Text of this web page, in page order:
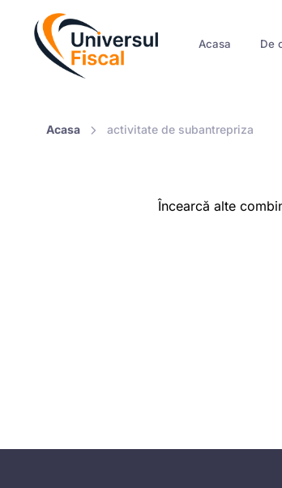
Acasa De
Acasa activitate de subantrepriza
Încearcă alte